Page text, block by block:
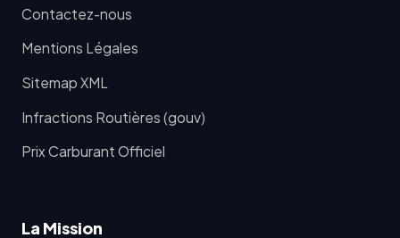
Contactez-nous
Mentions Légales
Sitemap XML
Infractions Routières (gouv)
Prix Carburant Officiel
La Mission